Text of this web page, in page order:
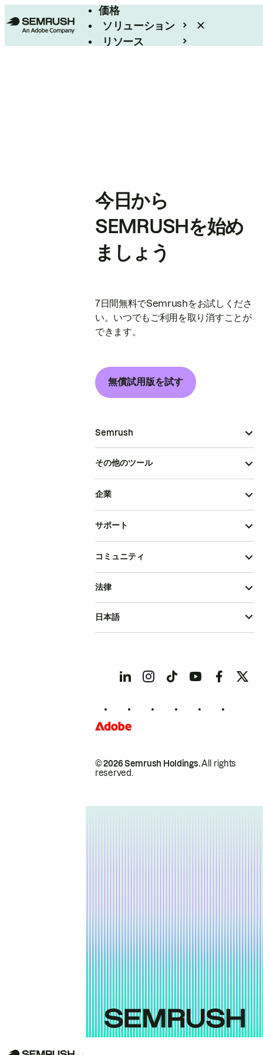
価格
ソリューション
リソース
今日から
SEMRUSHを始め
ましょう
7日間無料でSemrushをお試しくださ
い。いつでもご利用を取り消すことが
できます。
無償試用版を試す
Semrush
その他のツール
企業
サポート
コミュニティ
© 2026 Semrush Holdings.All rights
reserved.
法律
日本語